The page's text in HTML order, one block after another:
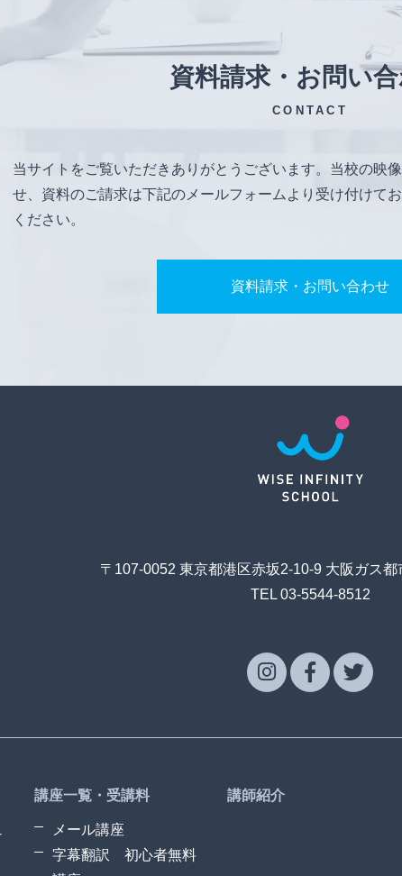
資料請求・お問い
CONTACT
当サイトをご覧いただきありがとうございます。当校の映
せ、資料のご請求は下記のメールフォームより受け付けて
ください。
資料請求・お問い合わせ
〒107-0052 東京都港区赤坂2-10-9 大阪ガス
TEL 03-5544-8512
講座一覧・受講料
メール講座
字幕翻訳 初心者無料
講師紹介